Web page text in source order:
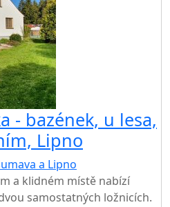
- bazének, u lesa,
Lipno
a Lipno
a klidném místě nabízí
samostatných ložnicích.